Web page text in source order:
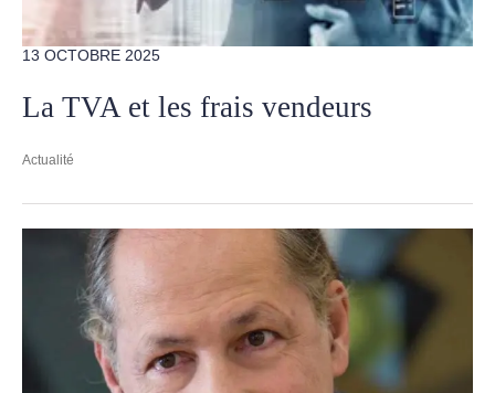
13 OCTOBRE 2025
La TVA et les frais vendeurs
Actualité